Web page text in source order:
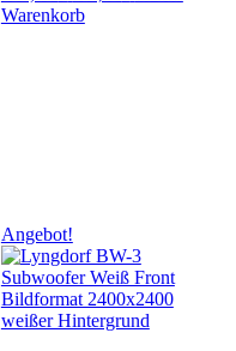
Warenkorb
Angebot!